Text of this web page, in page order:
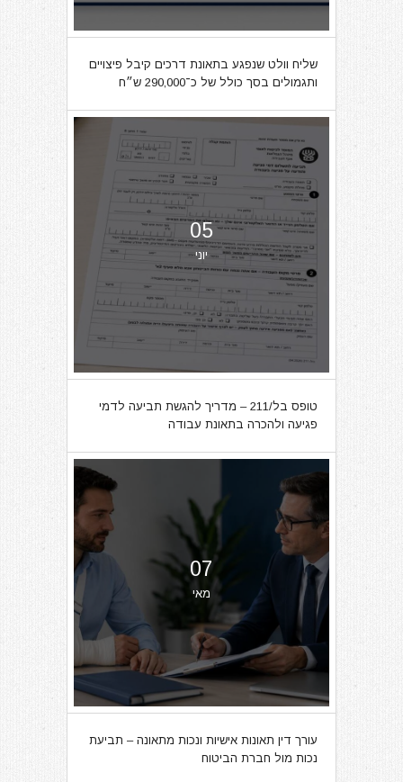
שליח וולט שנפגע בתאונת דרכים קיבל פיצויים
ותגמולים בסך כולל של כ־290,000 ש״ח
05
יוני
טופס בל/211 – מדריך להגשת תביעה לדמי
פגיעה ולהכרה בתאונת עבודה
07
מאי
עורך דין תאונות אישיות ונכות מתאונה – תביעת
נכות מול חברת הביטוח